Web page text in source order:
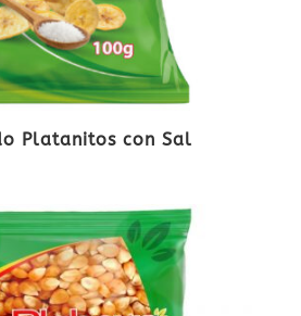
Platanitos con Sal